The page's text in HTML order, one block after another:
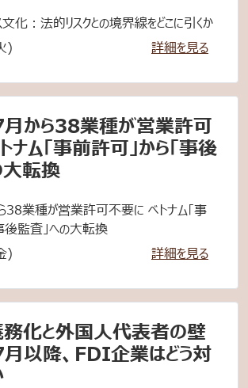
文化：法的リスクとの境界線をどこに引くか
)
詳細を見る
から38業種が営業許可
ナム「事前許可」から「事後
大転換
業種が営業許可不要に ベトナム「事
後監査」への大転換
)
詳細を見る
化と外国人代表者の壁
以降、FDI企業はどう対